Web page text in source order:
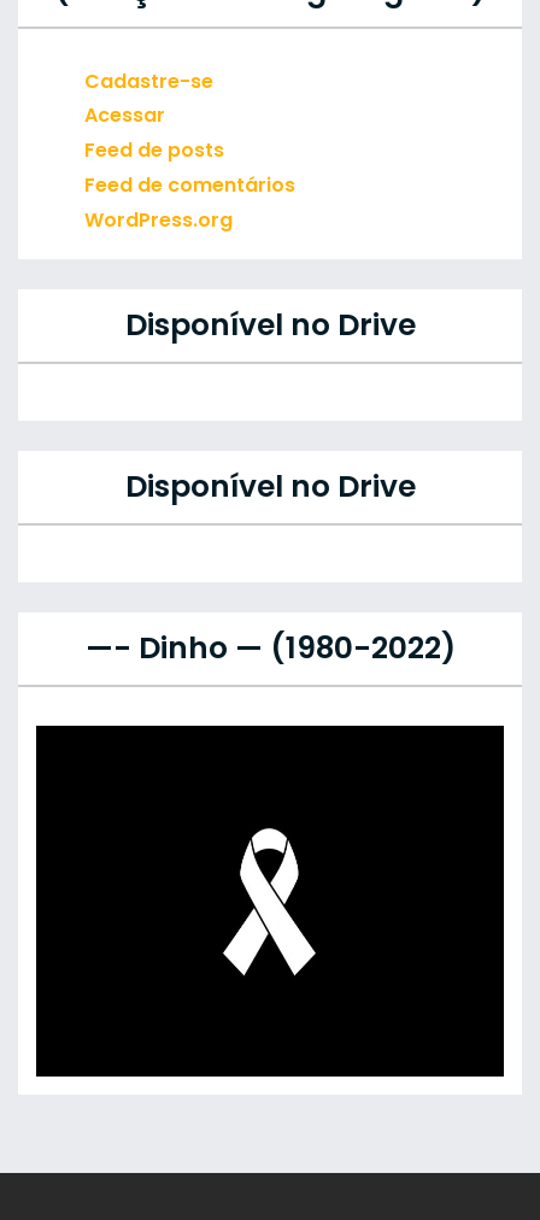
Cadastre-se
Acessar
Feed de posts
Feed de comentários
WordPress.org
Disponível no Drive
Disponível no Drive
—- Dinho — (1980-2022)